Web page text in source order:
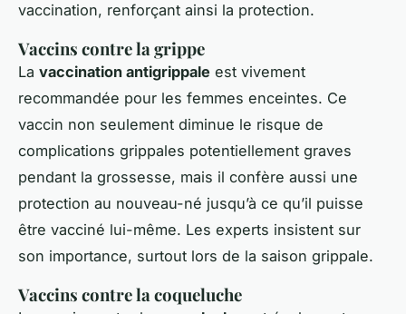
vaccination, renforçant ainsi la protection.
Vaccins contre la grippe
La vaccination antigrippale est vivement
recommandée pour les femmes enceintes. Ce
vaccin non seulement diminue le risque de
complications grippales potentiellement graves
pendant la grossesse, mais il confère aussi une
protection au nouveau-né jusqu’à ce qu’il puisse
être vacciné lui-même. Les experts insistent sur
son importance, surtout lors de la saison grippale.
Vaccins contre la coqueluche